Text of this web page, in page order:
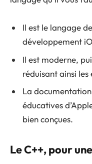
Il est le langage
développement
Il est moderne,
réduisant ainsi
La
éducatives
bien conçues.
Le C++, pour